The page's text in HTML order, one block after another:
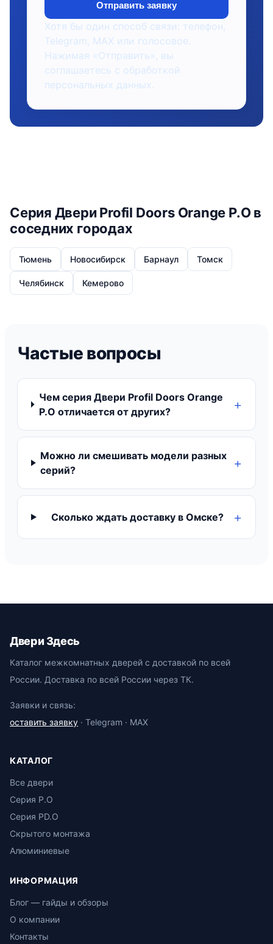
Отправить заявку
Хотя бы один способ связи: телефон,
Telegram, MAX или голосовое.
Нажимая «Отправить», вы
соглашаетесь с обработкой
персональных данных.
Серия Двери Profil Doors Orange P.O в
соседних городах
Тюмень Новосибирск Барнаул Томск
Челябинск Кемерово
Частые вопросы
Чем серия Двери Profil Doors Orange
P.O отличается от других?
Можно ли смешивать модели разных
серий?
Сколько ждать доставку в Омске?
Двери Здесь
Каталог межкомнатных дверей с доставкой по всей
России. Доставка по всей России через ТК.
Заявки и связь:
оставить заявку · Telegram · MAX
КАТАЛОГ
Все двери
Серия P.O
Серия PD.O
Скрытого монтажа
Алюминиевые
ИНФОРМАЦИЯ
Блог — гайды и обзоры
О компании
Контакты